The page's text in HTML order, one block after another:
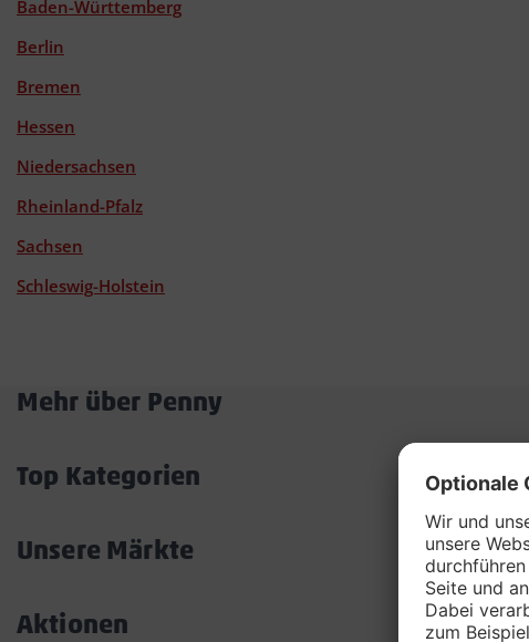
Baden-Württemberg
Berlin
Bremen
Hessen
Niedersachsen
Rheinland-Pfalz
Sachsen
Schleswig-Holstein
Mehr über Penny
öffnen/schließen
Top Kategorien
Unsere Märkte
Aktionen